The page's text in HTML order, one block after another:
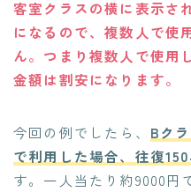
客室クラスの横に表示さ
になるので、複数人で使
ん。つまり複数人で使用
金額は割安になります。
今回の例でしたら、 Bク
で利用した場合、往復
す。一人当たり約9000円